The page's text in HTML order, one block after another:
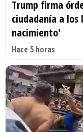
Trump firma
ciudadanía a
nacimiento'
Hace 5 horas